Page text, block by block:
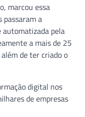
marcou essa
passaram a
pela
a mais de 25
de ter criado o
digital nos
de empresas